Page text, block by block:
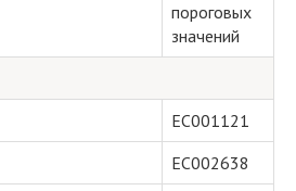
пороговых
значений
EC001121
EC002638